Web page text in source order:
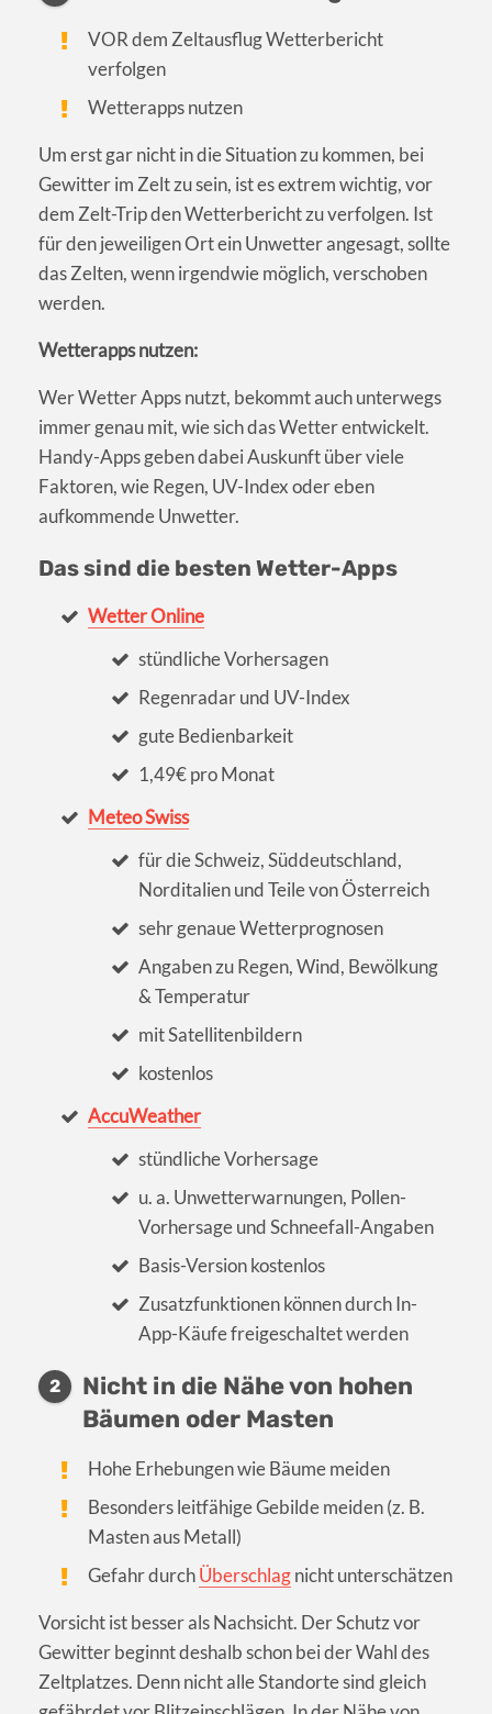
VOR dem Zeltausflug Wetterbericht
verfolgen
Wetterapps nutzen
Um erst gar nicht in die Situation zu kommen, bei
Gewitter im Zelt zu sein, ist es extrem wichtig, vor
dem Zelt-Trip den Wetterbericht zu verfolgen. Ist
für den jeweiligen Ort ein Unwetter angesagt, sollte
das Zelten, wenn irgendwie möglich, verschoben
werden.
Wetterapps nutzen:
Wer Wetter Apps nutzt, bekommt auch unterwegs
immer genau mit, wie sich das Wetter entwickelt.
Handy-Apps geben dabei Auskunft über viele
Faktoren, wie Regen, UV-Index oder eben
aufkommende Unwetter.
Das sind die besten Wetter-Apps
Wetter Online
stündliche Vorhersagen
Regenradar und UV-Index
gute Bedienbarkeit
1,49€ pro Monat
Meteo Swiss
für die Schweiz, Süddeutschland,
Norditalien und Teile von Österreich
sehr genaue Wetterprognosen
Angaben zu Regen, Wind, Bewölkung
& Temperatur
mit Satellitenbildern
kostenlos
AccuWeather
stündliche Vorhersage
u. a. Unwetterwarnungen, Pollen-
Vorhersage und Schneefall-Angaben
Basis-Version kostenlos
Zusatzfunktionen können durch In-
App-Käufe freigeschaltet werden
2
Nicht in die Nähe von hohen
Bäumen oder Masten
Hohe Erhebungen wie Bäume meiden
Besonders leitfähige Gebilde meiden (z. B.
Masten aus Metall)
Gefahr durchÜberschlagnicht unterschätzen
Vorsicht ist besser als Nachsicht. Der Schutz vor
Gewitter beginnt deshalb schon bei der Wahl des
Zeltplatzes. Denn nicht alle Standorte sind gleich